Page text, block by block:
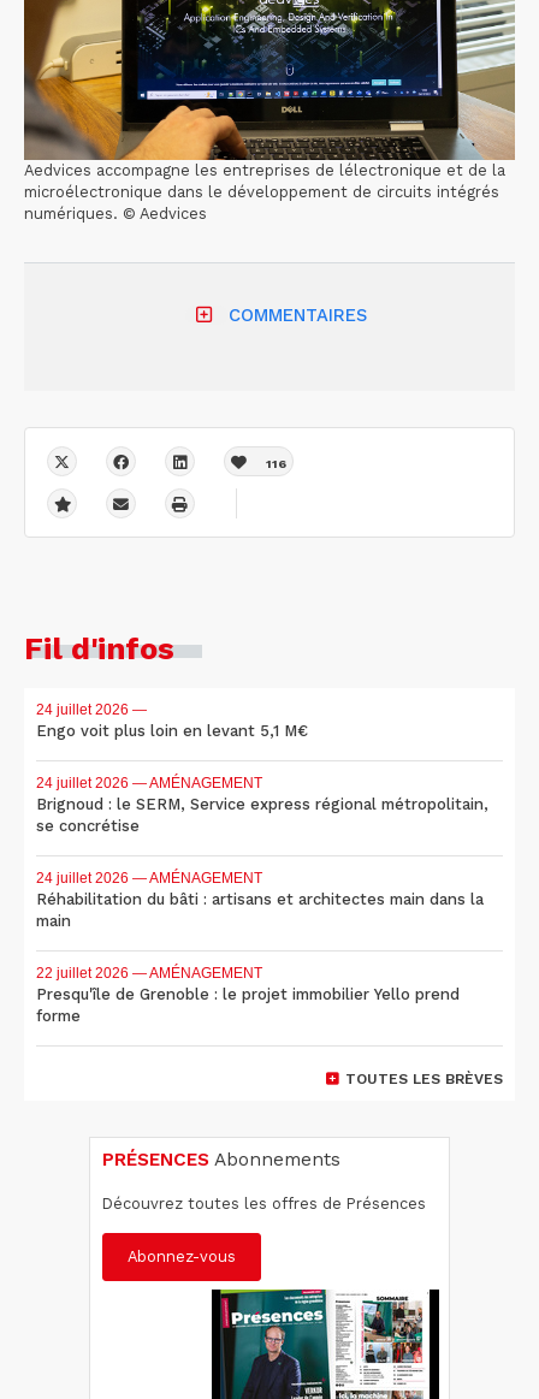
Aedvices accompagne les entreprises de lélectronique et de la
microélectronique dans le développement de circuits intégrés
numériques. © Aedvices
COMMENTAIRES
116
Fil d'infos
24 juillet 2026 —
Engo voit plus loin en levant 5,1 M€
24 juillet 2026 — AMÉNAGEMENT
Brignoud : le SERM, Service express régional métropolitain,
se concrétise
24 juillet 2026 — AMÉNAGEMENT
Réhabilitation du bâti : artisans et architectes main dans la
main
22 juillet 2026 — AMÉNAGEMENT
Presqu'île de Grenoble : le projet immobilier Yello prend
forme
TOUTES LES BRÈVES
PRÉSENCES Abonnements
Découvrez toutes les offres de Présences
Abonnez-vous